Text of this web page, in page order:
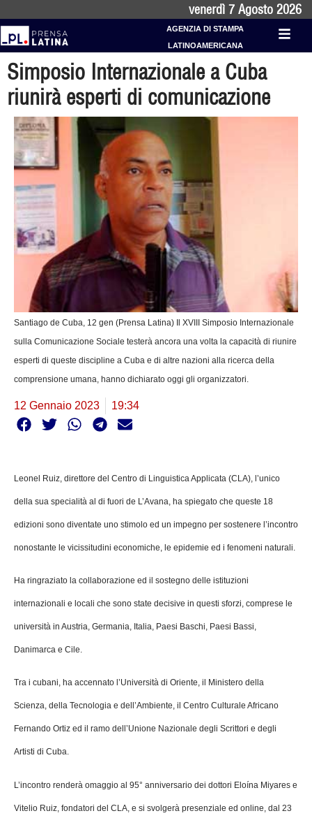
venerdì 7 Agosto 2026
AGENZIA DI STAMPA
LATINOAMERICANA
Simposio Internazionale a Cuba
riunirà esperti di comunicazione
Santiago de Cuba, 12 gen (Prensa Latina) Il XVIII Simposio Internazionale
sulla Comunicazione Sociale testerà ancora una volta la capacità di riunire
esperti di queste discipline a Cuba e di altre nazioni alla ricerca della
comprensione umana, hanno dichiarato oggi gli organizzatori.
12 Gennaio 2023 19:34
Leonel Ruiz, direttore del Centro di Linguistica Applicata (CLA), l’unico
della sua specialità al di fuori de L’Avana, ha spiegato che queste 18
edizioni sono diventate uno stimolo ed un impegno per sostenere l’incontro
nonostante le vicissitudini economiche, le epidemie ed i fenomeni naturali.
Ha ringraziato la collaborazione ed il sostegno delle istituzioni
internazionali e locali che sono state decisive in questi sforzi, comprese le
università in Austria, Germania, Italia, Paesi Baschi, Paesi Bassi,
Danimarca e Cile.
Tra i cubani, ha accennato l’Università di Oriente, il Ministero della
Scienza, della Tecnologia e dell’Ambiente, il Centro Culturale Africano
Fernando Ortiz ed il ramo dell’Unione Nazionale degli Scrittori e degli
Artisti di Cuba.
L’incontro renderà omaggio al 95° anniversario dei dottori Eloína Miyares e
Vitelio Ruiz, fondatori del CLA, e si svolgerà presenziale ed online, dal 23